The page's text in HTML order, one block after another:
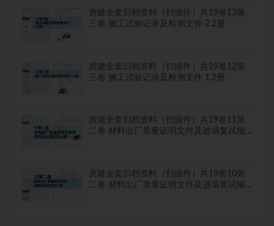
房建全套归档资料（扫描件）共19卷13第
三卷 施工试验记录及检测文件 2.2册
房建全套归档资料（扫描件）共19卷12第
三卷 施工试验记录及检测文件 1.2册
房建全套归档资料（扫描件）共19卷11第
二卷 材料出厂质量证明文件及进场复试报
房建全套归档资料（扫描件）共19卷10第
二卷 材料出厂质量证明文件及进场复试报